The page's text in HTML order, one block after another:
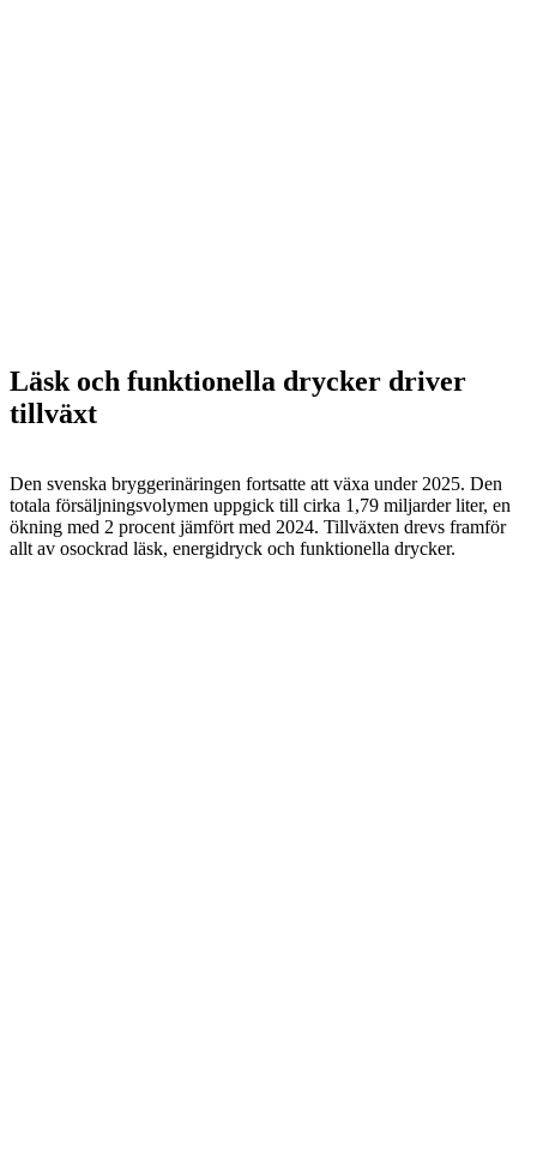
Läsk och funktionella drycker driver
tillväxt
Den svenska bryggerinäringen fortsatte att växa under 2025. Den
totala försäljningsvolymen uppgick till cirka 1,79 miljarder liter, en
ökning med 2 procent jämfört med 2024. Tillväxten drevs framför
allt av osockrad läsk, energidryck och funktionella drycker.